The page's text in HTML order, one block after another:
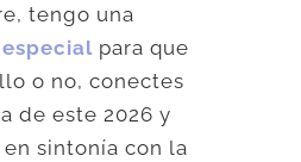
tengo una
para que
o no, conectes
de este 2026 y
sintonía con la